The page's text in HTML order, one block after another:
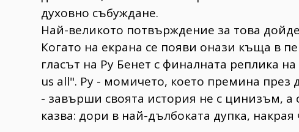
духовно събуждане.
​Най-великото потвърждение за това
Когато на екрана се появи онази къща в
гласът на Ру Бенет с финалната реплика
us all". Ру - момичето, което премина през
- завърши своята история не с цинизъм, а
казва: дори в най-дълбоката дупка,